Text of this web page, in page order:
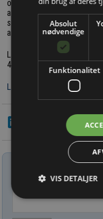
og CE-mærkes, og det er
adskillige hundredtusinde
skal vil selvfølgelig i den
afdækket interessen for
Læs hele artiklen om
4 af Elektronik & Data.
Link til ’online-versionen’
Tilmeld nyhedsbrev
Indtast din e-mail-adresse
Absolut
nødvendige
Funktionalitet
VIS DETALJER